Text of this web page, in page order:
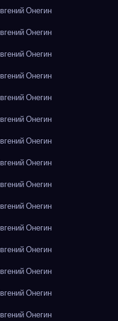
Онегин
Онегин
Онегин
Онегин
Онегин
Онегин
Онегин
Онегин
Онегин
Онегин
Онегин
Онегин
Онегин
Онегин
Онегин